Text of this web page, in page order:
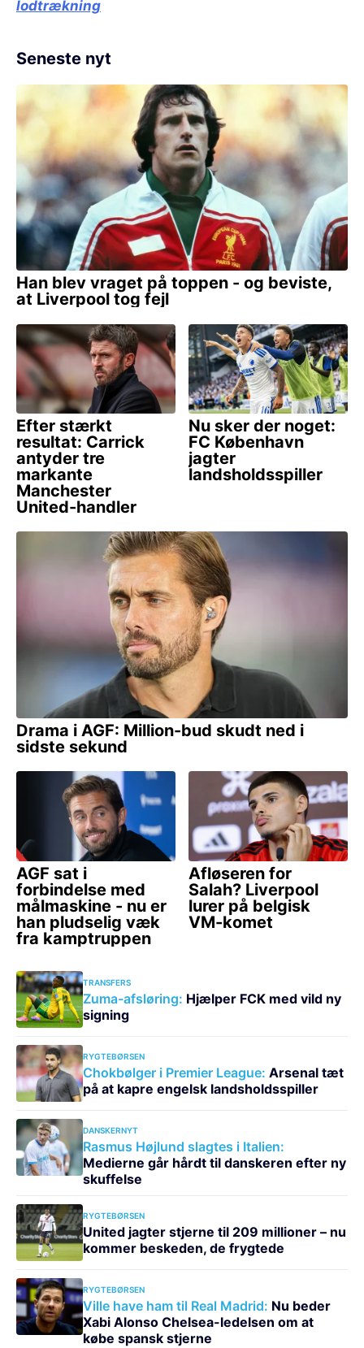
lodtrækning
Seneste nyt
TRANSFERS
Zuma-afsløring: Hjælper FCK med vild ny
signing
RYGTEBØRSEN
Chokbølger i Premier League: Arsenal tæt
på at kapre engelsk landsholdsspiller
DANSKERNYT
Rasmus Højlund slagtes i Italien:
Medierne går hårdt til danskeren efter ny
skuffelse
RYGTEBØRSEN
United jagter stjerne til 209 millioner – nu
kommer beskeden, de frygtede
RYGTEBØRSEN
Ville have ham til Real Madrid: Nu beder
Xabi Alonso Chelsea-ledelsen om at
købe spansk stjerne